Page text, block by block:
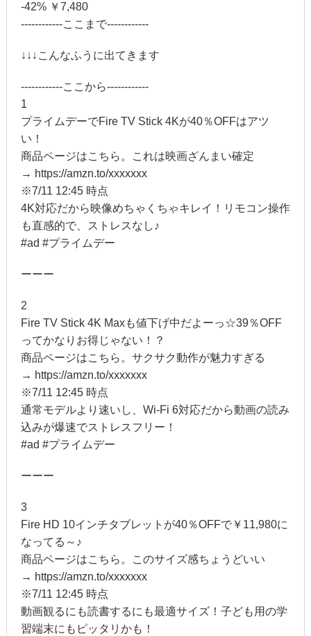
-42% ￥7,480
------------ここまで------------
↓↓↓こんなふうに出てきます
------------ここから------------
1
プライムデーでFire TV Stick 4Kが40％OFFはアツ
い！
商品ページはこちら。これは映画ざんまい確定
→ https://amzn.to/xxxxxxx
※7/11 12:45 時点
4K対応だから映像めちゃくちゃキレイ！リモコン操作
も直感的で、ストレスなし♪
#ad #プライムデー
ーーー
2
Fire TV Stick 4K Maxも値下げ中だよーっ☆39％OFF
ってかなりお得じゃない！？
商品ページはこちら。サクサク動作が魅力すぎる
→ https://amzn.to/xxxxxxx
※7/11 12:45 時点
通常モデルより速いし、Wi-Fi 6対応だから動画の読み
込みが爆速でストレスフリー！
#ad #プライムデー
ーーー
3
Fire HD 10インチタブレットが40％OFFで￥11,980に
なってる～♪
商品ページはこちら。このサイズ感ちょうどいい
→ https://amzn.to/xxxxxxx
※7/11 12:45 時点
動画観るにも読書するにも最適サイズ！子ども用の学
習端末にもピッタリかも！